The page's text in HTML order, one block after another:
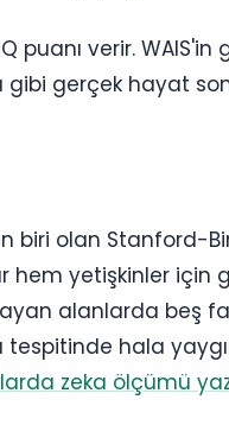
puanı verir.
gibi gerçek hayat
biri olan Stanford-
yetişkinler için
alanlarda beş
hala
zeka ölçümü